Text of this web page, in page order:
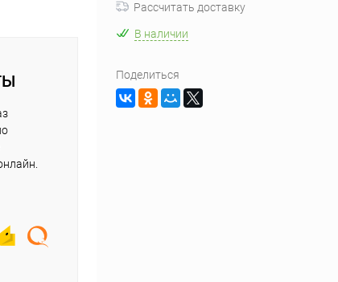
Рассчитать доставку
В наличии
Поделиться